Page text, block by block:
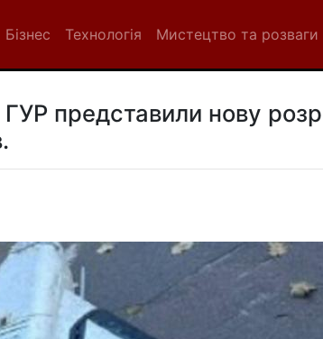
Бізнес Технологія Мистецтво та розваги
представили нову